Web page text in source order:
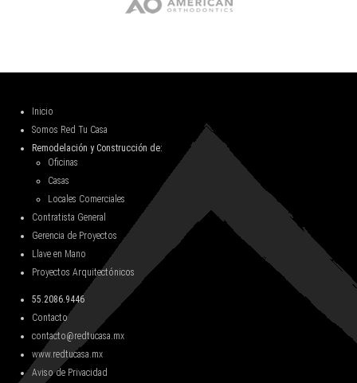
Inicio
Somos Red Tu Casa
Remodelación y Construcción de:
Oficinas
Casas
Locales Comerciales
Contratista General
Gerencia de Proyectos
Llave en Mano
Proyectos Arquitectónicos
55.2086.9446
Contacto
contacto@redtucasa.mx
www.redtucasa.mx
Aviso de Privacidad